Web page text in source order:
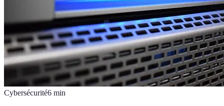
Cybersécurité6 min